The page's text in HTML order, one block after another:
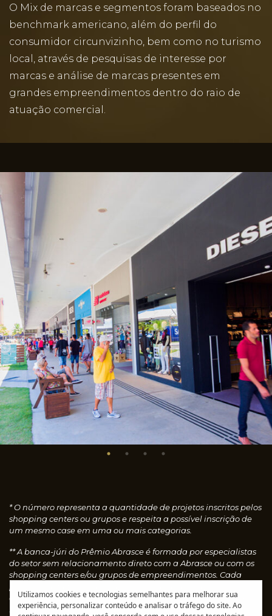
O Mix de marcas e segmentos foram baseados no
benchmark americano, além do perfil do
consumidor circunvizinho, bem como no turismo
local, através de pesquisas de interesse por
marcas e análise de marcas presentes em
grandes empreendimentos dentro do raio de
atuação comercial.
* O número representa a quantidade de projetos inscritos pelos
shopping centers ou grupos e respeita a possível inscrição de
um mesmo case em uma ou mais categorias.
** A banca-júri do Prêmio Abrasce é formada por especialistas
do setor sem relacionamento direto com a Abrasce ou com os
shopping centers e/ou grupos de empreendimentos. Cada
concedendo notas, que são calculadas automaticamente e
resultam nos vencedores de cada categoria.Leia o
Utilizamos cookies e tecnologias semelhantes para melhorar sua
experiência, personalizar conteúdo e analisar o tráfego do site. Ao